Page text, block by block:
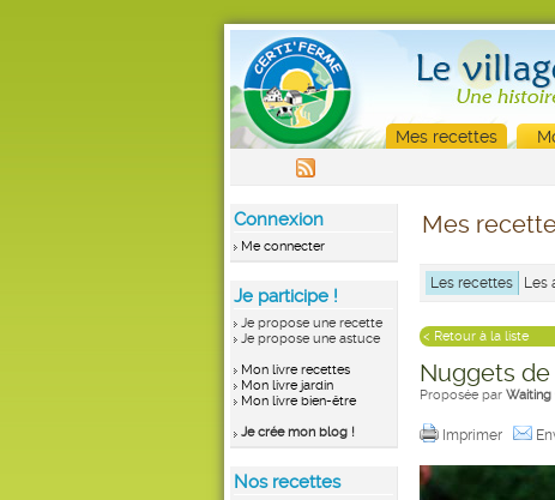
Mes recettes
Connexion
Me connecter
Je participe !
Je propose une recette
Je propose une astuce
Mon livre recettes
Mon livre jardin
Mon livre bien-être
Je crée mon blog !
Nos recettes
Mes
Les recettes Les
< Retour à la liste
Nuggets de
Proposée par Waiting
Imprimer